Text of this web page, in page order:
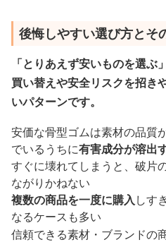
後悔しやすい選び方とそ
「とりあえず安いものを選
買い替えや安全リスクを招き
いパターンです。
安価な骨型ゴムは素材の品質
でいるうちに有害成分が溶出
すぐに壊れてしまうと、破片
ながりかねない
複数の商品を一度に購入しす
なるケースも多い
信頼できる素材・ブランドの